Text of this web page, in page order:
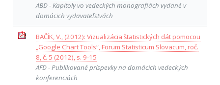
ABD - Kapitoly vo vedeckých monografiách vydané v
domácich vydavateľstvách
BAČÍK, V., (2012): Vizualizácia štatistických dát pomocou
„Google Chart Tools“, Forum Statisticum Slovacum, roč.
8, č. 5 (2012), s. 9-15
AFD - Publikované príspevky na domácich vedeckých
konferenciách